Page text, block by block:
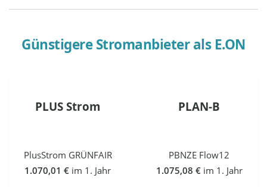
Günstigere Stromanbieter als E.ON
PLUS Strom
PlusStrom GRÜNFAIR
1.070,01 € im 1. Jahr
PLAN-B
PBNZE Flow12
1.075,08 € im 1. Jahr